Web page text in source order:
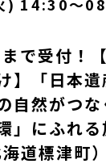
メールアドレスの変
よりご連絡をお
メールをお受け取
」からのメールを
に関する個別のお
ください。・お申し
・スマートフォン
ません。お申込時は
い。・宿泊につい
定です。・食事アレ
も不安もワクワクに
明会プログラムの
れている方向けに
情報のレベルに合
。【STEP 1】全体
〜まずは「おためし
地域から選んで参
ついて、説明会を
保護者様が特に気に
いても詳しく解説
ださい。🎬 [アーカ
事前オンライン会
。【集合場所・時
・時間】出水駅 8
【宿泊先】現在調整
【旅行代金】無料
が無料となります：
ティ・体験費用・一
す・集合場所まで
などの個人的費用
は抽選の上決定）【
後1週間を目途に当
森林」！標高
然を感じることが
キーや樹氷の冬と四
な町です。「十和
は登山やトレッキン
は日本国内最大級の
ティビティを楽しむ
地熱発電所」は、日
所！八幡平の地下か
自然にやさしい最
で受付！
】「日本
自然がつ
」にふれ
道標津町）